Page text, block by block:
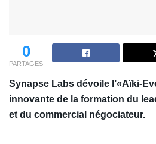
0
PARTAGES
Synapse Labs dévoile l’«Aïki-
innovante de la formation du
et du commercial négociateur.